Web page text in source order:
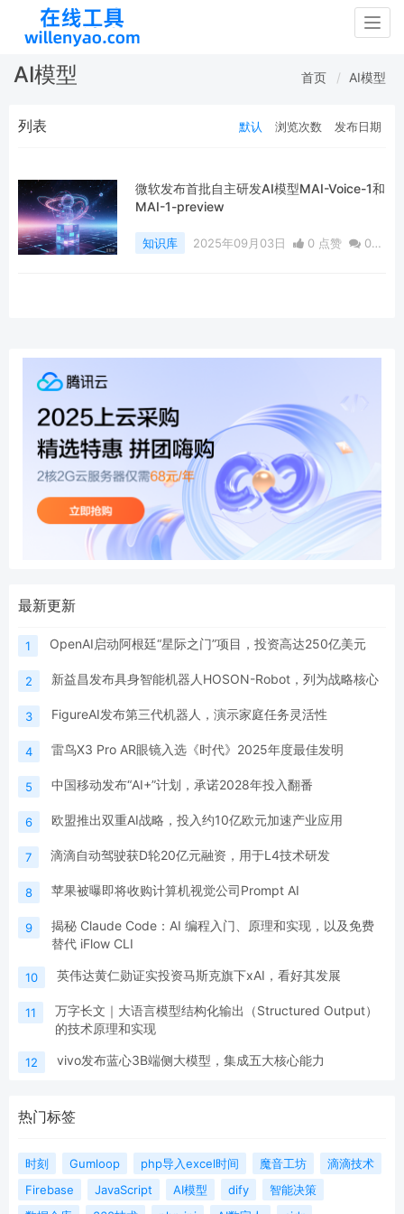
AI模型 首页 AI模型
列表 默认 浏览次数 发布日期
微软发布首批自主研发AI模型MAI-Voice-1和
MAI-1-preview
知识库 2025年09月03日 0 点赞
0
最新更新
1 OpenAI启动阿根廷“星际之门”项目，投资高达250亿美元
2 新益昌发布具身智能机器人HOSON-Robot，列为战略核心
3 FigureAI发布第三代机器人，演示家庭任务灵活性
4 雷鸟X3 Pro AR眼镜入选《时代》2025年度最佳发明
5 中国移动发布“AI+”计划，承诺2028年投入翻番
6 欧盟推出双重AI战略，投入约10亿欧元加速产业应用
7 滴滴自动驾驶获D轮20亿元融资，用于L4技术研发
8 苹果被曝即将收购计算机视觉公司Prompt AI
9
揭秘 Claude Code：AI 编程入门、原理和实现，以及免费
替代 iFlow CLI
10 英伟达黄仁勋证实投资马斯克旗下xAI，看好其发展
11
万字长文｜大语言模型结构化输出（Structured Output）
的技术原理和实现
12 vivo发布蓝心3B端侧大模型，集成五大核心能力
热门标签
时刻 Gumloop php导入excel时间 魔音工坊
滴滴技术
Firebase
JavaScript AI模型 dify
智能决策